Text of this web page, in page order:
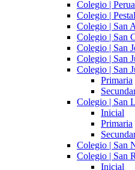
Colegio |
Colegio |
Colegio | San
Colegio | San
Colegio | San
Colegio | San
Colegio | San
Primaria
Colegio | San
Inicial
Primaria
Colegio | San
Colegio | San
Inicial